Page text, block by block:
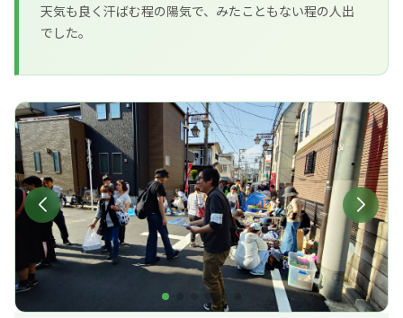
天気も良く汗ばむ程の陽気で、みたこともない程の人出
でした。